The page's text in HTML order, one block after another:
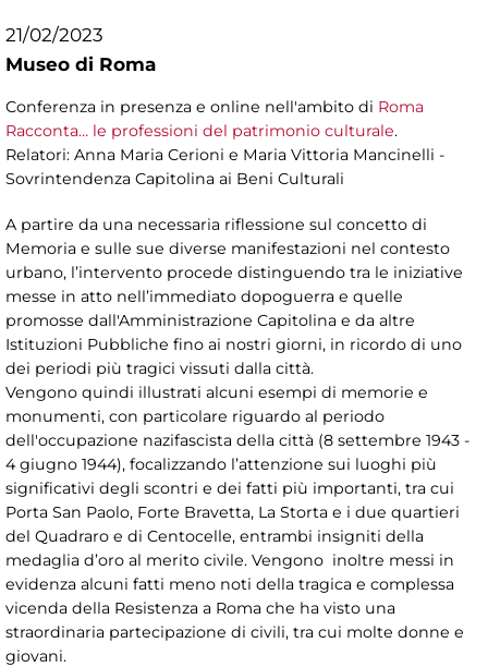
21/02/2023
Museo di Roma
Conferenza in presenza e online nell'ambito di Roma
Racconta… le professioni del patrimonio culturale.
Relatori: Anna Maria Cerioni e Maria Vittoria Mancinelli -
Sovrintendenza Capitolina ai Beni Culturali
A partire da una necessaria riflessione sul concetto di
Memoria e sulle sue diverse manifestazioni nel contesto
urbano, l’intervento procede distinguendo tra le iniziative
messe in atto nell’immediato dopoguerra e quelle
promosse dall'Amministrazione Capitolina e da altre
Istituzioni Pubbliche fino ai nostri giorni, in ricordo di uno
dei periodi più tragici vissuti dalla città.
Vengono quindi illustrati alcuni esempi di memorie e
monumenti, con particolare riguardo al periodo
dell'occupazione nazifascista della città (8 settembre 1943 -
4 giugno 1944), focalizzando l’attenzione sui luoghi più
significativi degli scontri e dei fatti più importanti, tra cui
Porta San Paolo, Forte Bravetta, La Storta e i due quartieri
del Quadraro e di Centocelle, entrambi insigniti della
medaglia d’oro al merito civile. Vengono inoltre messi in
evidenza alcuni fatti meno noti della tragica e complessa
vicenda della Resistenza a Roma che ha visto una
straordinaria partecipazione di civili, tra cui molte donne e
giovani.